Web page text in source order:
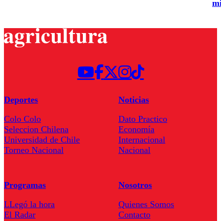
Deportes
Colo Colo
Seleccion Chilena
Universidad de Chile
Torneo Nacional
Noticias
Dato Practico
Economía
Internacional
Nacional
Programas
LLegó la hora
El Radar
Nosotros
Quienes Somos
Contacto